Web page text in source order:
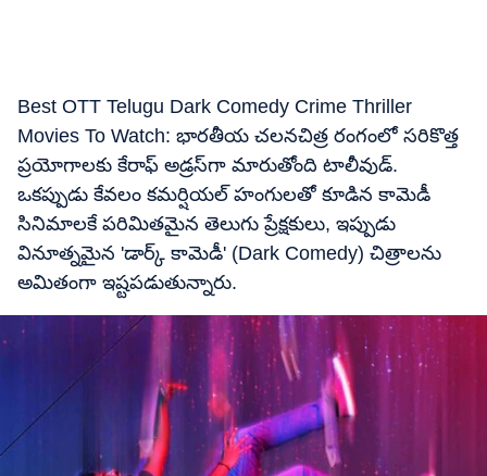
Best OTT Telugu Dark Comedy Crime Thriller
Movies To Watch: భారతీయ చలనచిత్ర రంగంలో సరికొత్త
ప్రయోగాలకు కేరాఫ్ అడ్రస్‌గా మారుతోంది టాలీవుడ్.
ఒకప్పుడు కేవలం కమర్షియల్ హంగులతో కూడిన కామెడీ
సినిమాలకే పరిమితమైన తెలుగు ప్రేక్షకులు, ఇప్పుడు
వినూత్నమైన 'డార్క్ కామెడీ' (Dark Comedy) చిత్రాలను
అమితంగా ఇష్టపడుతున్నారు.